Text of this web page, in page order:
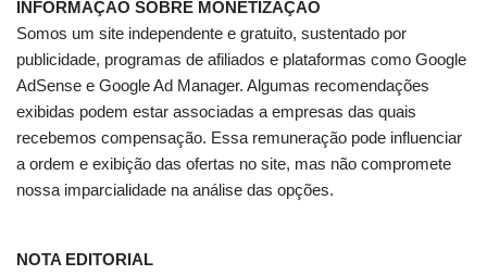
INFORMAÇÃO SOBRE MONETIZAÇÃO
Somos um site independente e gratuito, sustentado por
publicidade, programas de afiliados e plataformas como Google
AdSense e Google Ad Manager. Algumas recomendações
exibidas podem estar associadas a empresas das quais
recebemos compensação. Essa remuneração pode influenciar
a ordem e exibição das ofertas no site, mas não compromete
nossa imparcialidade na análise das opções.
NOTA EDITORIAL